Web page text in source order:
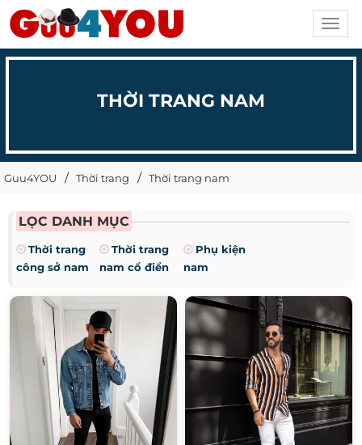
THỜI TRANG NAM
Guu4YOU Thời trang Thời trang nam
LỌC DANH MỤC
Thời trang
công sở nam
Thời trang
nam cổ điển
Phụ kiện
nam